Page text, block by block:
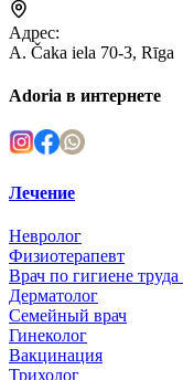
Адрес:
A. Čaka iela 70-3, Rīga
Adoria в интернете
Лечение
Невролог
Физиотерапевт
Врач по гигиене
Дерматолог
Семейный врач
Гинеколог
Вакцинация
Трихолог